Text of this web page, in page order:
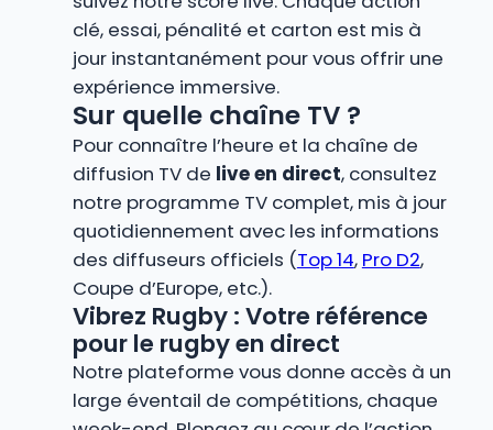
clé, essai, pénalité et carton est mis à
jour instantanément pour vous offrir une
expérience immersive.
Sur quelle chaîne TV ?
Pour connaître l’heure et la chaîne de
diffusion TV de live en direct, consultez
notre programme TV complet, mis à jour
quotidiennement avec les informations
des diffuseurs officiels (Top 14, Pro D2,
Coupe d’Europe, etc.).
Vibrez Rugby : Votre référence
pour le rugby en direct
Notre plateforme vous donne accès à un
large éventail de compétitions, chaque